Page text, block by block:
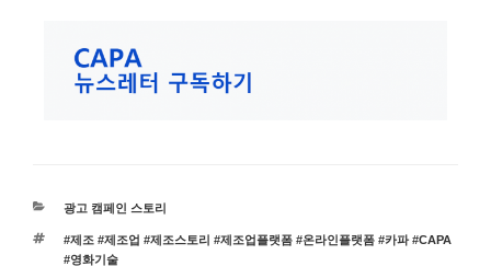
광고 캠페인 스토리
#제조 #제조업 #제조스토리 #제조업플랫폼 #온라인플랫폼 #카파 #CAPA
#영화기술